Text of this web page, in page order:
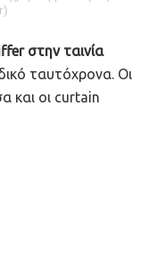
στην ταινία
ταυτόχρονα. Οι
και οι curtain